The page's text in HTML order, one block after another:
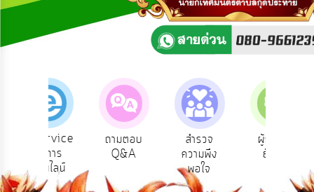
แผน
แผน
พัฒนา
บริหาร/
พัฒนา
ทรัพยากร
บุคคล
การ
บริหาร
Service
ออนไลน์
ถามตอบ
Q&A
สำรวจ
ความพึง
พอใจ
ผู้รับเบีย
ยังชีพ